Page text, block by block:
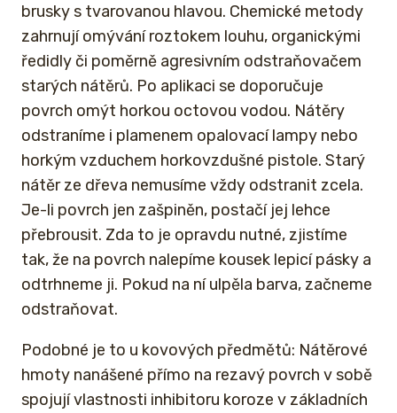
brusky s tvarovanou hlavou. Chemické metody
zahrnují omývání roztokem louhu, organickými
ředidly či poměrně agresivním odstraňovačem
starých nátěrů. Po aplikaci se doporučuje
povrch omýt horkou octovou vodou. Nátěry
odstraníme i plamenem opalovací lampy nebo
horkým vzduchem horkovzdušné pistole. Starý
nátěr ze dřeva nemusíme vždy odstranit zcela.
Je-li povrch jen zašpiněn, postačí jej lehce
přebrousit. Zda to je opravdu nutné, zjistíme
tak, že na povrch nalepíme kousek lepicí pásky a
odtrhneme ji. Pokud na ní ulpěla barva, začneme
odstraňovat.
Podobné je to u kovových předmětů: Nátěrové
hmoty nanášené přímo na rezavý povrch v sobě
spojují vlastnosti inhibitoru koroze v základních